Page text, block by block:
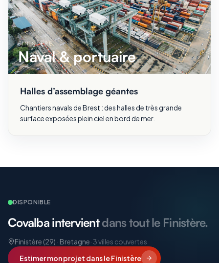
FINISTÈRE
Naval & portuaire
Halles d’assemblage géantes
Chantiers navals de Brest : des halles de très grande
surface exposées plein ciel en bord de mer.
DISPONIBLE
Covalba intervientdans tout le Finistère.
Finistère (29) · Bretagne· 3villes couvertes
Estimer mon projet dans le Finistère